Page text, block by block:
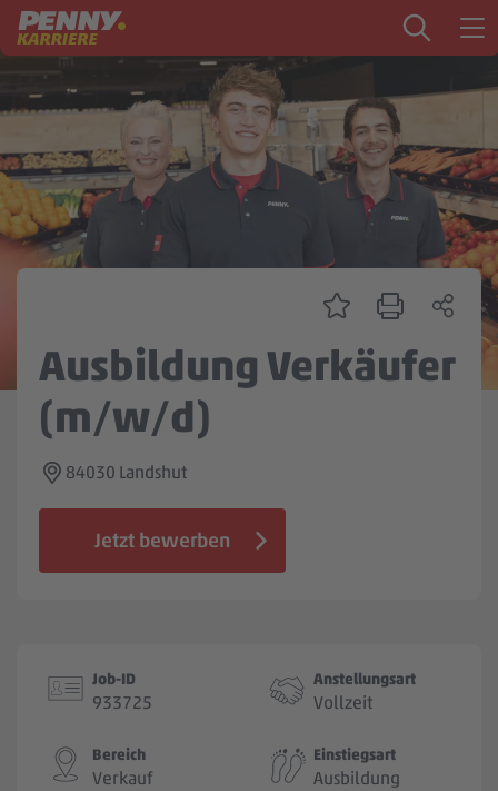
Zum Inhalt springen
Startseite
PENNY als Arbeitgeber
Ausbildung
Zentrale & Vertrieb
Mein Kandidat:innenprofil
Jobbörse
Ausbildung Verkäufer
(m/w/d)
84030 Landshut
Jetzt bewerben
Job-ID
933725
Anstellungsart
Vollzeit
Bereich
Verkauf
Einstiegsart
Ausbildung